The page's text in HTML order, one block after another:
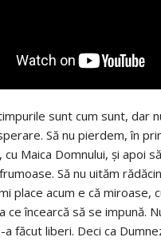
sunt cum sunt, dar
Să nu pierdem, în
cu Maica Domnului, şi apoi
Să nu uităm
place acum e că miroase,
ce încearcă să se impună.
a făcut liberi. Deci ca